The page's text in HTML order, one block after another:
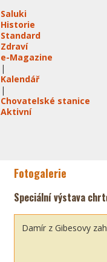
Saluki
Historie
Standard
Zdraví
e-Magazine
|
Kalendář
|
Chovatelské stanice
Aktivní
Fotogalerie
Speciální výstava
Damír z Gibesovy